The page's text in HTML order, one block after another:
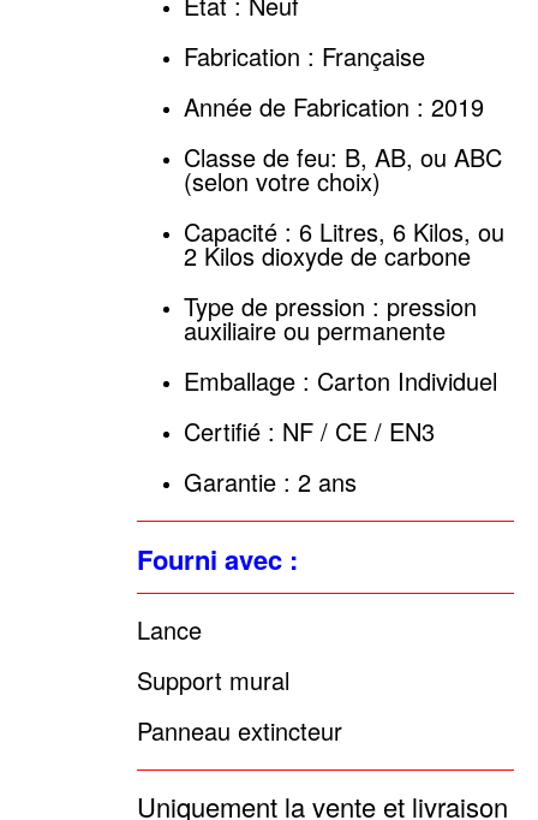
Fabrication : Française
Année de Fabrication : 2019
Classe de feu: B, AB, ou ABC
(selon votre choix)
Capacité : 6 Litres, 6 Kilos, ou
2 Kilos dioxyde de carbone
Type de pression : pression
auxiliaire ou permanente
Emballage : Carton Individuel
Certifié : NF / CE / EN3
Garantie : 2 ans
Fourni avec :
Lance
Support mural
Panneau extincteur
Uniquement la vente et livraison